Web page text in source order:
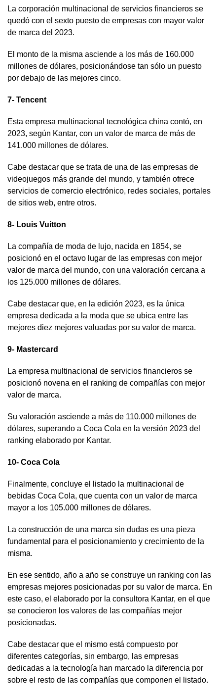
La corporación multinacional de servicios financieros se
quedó con el sexto puesto de empresas con mayor valor
de marca del 2023.
El monto de la misma asciende a los más de 160.000
millones de dólares, posicionándose tan sólo un puesto
por debajo de las mejores cinco.
7- Tencent
Esta empresa multinacional tecnológica china contó, en
2023, según Kantar, con un valor de marca de más de
141.000 millones de dólares.
Cabe destacar que se trata de una de las empresas de
videojuegos más grande del mundo, y también ofrece
servicios de comercio electrónico, redes sociales, portales
de sitios web, entre otros.
8- Louis Vuitton
La compañía de moda de lujo, nacida en 1854, se
posicionó en el octavo lugar de las empresas con mejor
valor de marca del mundo, con una valoración cercana a
los 125.000 millones de dólares.
Cabe destacar que, en la edición 2023, es la única
empresa dedicada a la moda que se ubica entre las
mejores diez mejores valuadas por su valor de marca.
9- Mastercard
La empresa multinacional de servicios financieros se
posicionó novena en el ranking de compañías con mejor
valor de marca.
Su valoración asciende a más de 110.000 millones de
dólares, superando a Coca Cola en la versión 2023 del
ranking elaborado por Kantar.
10- Coca Cola
Finalmente, concluye el listado la multinacional de
bebidas Coca Cola, que cuenta con un valor de marca
mayor a los 105.000 millones de dólares.
La construcción de una marca sin dudas es una pieza
fundamental para el posicionamiento y crecimiento de la
misma.
En ese sentido, año a año se construye un ranking con las
empresas mejores posicionadas por su valor de marca. En
este caso, el elaborado por la consultora Kantar, en el que
se conocieron los valores de las compañías mejor
posicionadas.
Cabe destacar que el mismo está compuesto por
diferentes categorías, sin embargo, las empresas
dedicadas a la tecnología han marcado la diferencia por
sobre el resto de las compañías que componen el listado.